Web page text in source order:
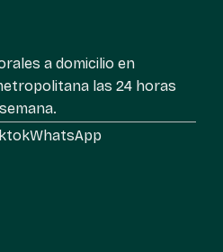
a domicilio en
las 24 horas
WhatsApp